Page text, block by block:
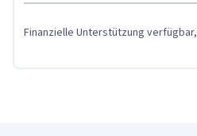
Finanzielle Unterstützung verfügbar,